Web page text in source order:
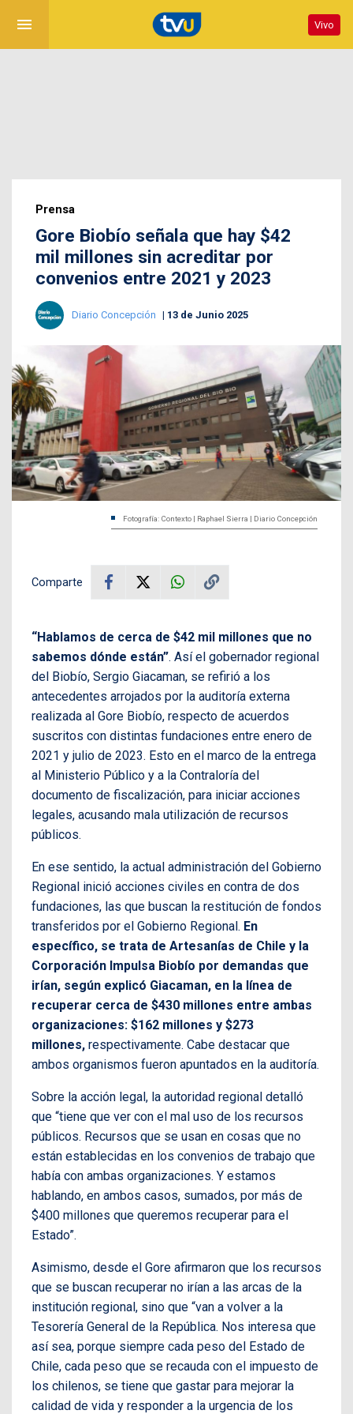
menu Vivo
Prensa
Gore Biobío señala que hay $42
mil millones sin acreditar por
convenios entre 2021 y 2023
Diario Concepción 13 de Junio 2025
Fotografía: Contexto | Raphael Sierra | Diario Concepción
Comparte
“Hablamos de cerca de $42 mil millones que no
sabemos dónde están”. Así el gobernador regional
del Biobío, Sergio Giacaman, se refirió a los
antecedentes arrojados por la auditoría externa
realizada al Gore Biobío, respecto de acuerdos
suscritos con distintas fundaciones entre enero de
2021 y julio de 2023. Esto en el marco de la entrega
al Ministerio Público y a la Contraloría del
documento de fiscalización, para iniciar acciones
legales, acusando mala utilización de recursos
públicos.
En ese sentido, la actual administración del Gobierno
Regional inició acciones civiles en contra de dos
fundaciones, las que buscan la restitución de fondos
transferidos por el Gobierno Regional. En
específico, se trata de Artesanías de Chile y la
Corporación Impulsa Biobío por demandas que
irían, según explicó Giacaman, en la línea de
recuperar cerca de $430 millones entre ambas
organizaciones: $162 millones y $273
millones, respectivamente. Cabe destacar que
ambos organismos fueron apuntados en la auditoría.
Sobre la acción legal, la autoridad regional detalló
que “tiene que ver con el mal uso de los recursos
públicos. Recursos que se usan en cosas que no
están establecidas en los convenios de trabajo que
había con ambas organizaciones. Y estamos
hablando, en ambos casos, sumados, por más de
$400 millones que queremos recuperar para el
Estado”.
Asimismo, desde el Gore afirmaron que los recursos
que se buscan recuperar no irían a las arcas de la
institución regional, sino que “van a volver a la
Tesorería General de la República. Nos interesa que
así sea, porque siempre cada peso del Estado de
Chile, cada peso que se recauda con el impuesto de
los chilenos, se tiene que gastar para mejorar la
calidad de vida y responder a la urgencia de los